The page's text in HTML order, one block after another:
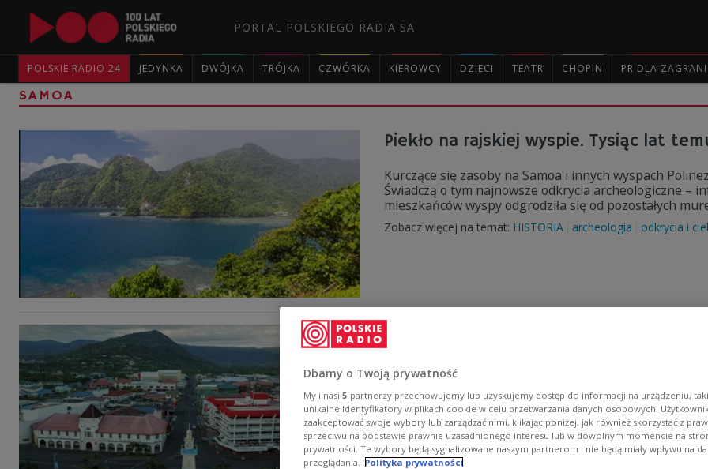
PORTAL POLSKIEGO RADIA SA
POLSKIE RADIO 24 JEDYNKA DWÓJKA TRÓJKA CZWÓRKA KIEROWCY DZIECI TEATR CHOPIN PR DLA
SAMOA
Piekło na rajskiej wyspie. Tysiąc lat
Kurczące się zasoby na Samoa i innych wyspach
Świadczą o tym najnowsze odkrycia archeologiczne –
mieszkańców wyspy odgrodziła się od pozostałych
Zobacz więcej na temat: HISTORIA archeologia odkrycia i
Epidemia odry na Samoa. Kilkadziesiąt
Zapadalność na odrę wśród ludności Samoa podwoiła
początku epidemii. Liczba zgonów spowodowanych
ministerstwo zdrowia tego położonego w Oceanii
Zobacz więcej na temat: ŚWIAT Oceania Odra choroba
Dbamy o Twoją prywatność
My i nasi 5 partnerzy przechowujemy lub uzyskujemy dostęp do informacji na urządzeniu,
unikalne identyfikatory w plikach cookie w celu przetwarzania danych osobowych.
zaakceptować swoje wybory lub zarządzać nimi, klikając poniżej, jak również skorzystać z
sprzeciwu na podstawie prawnie uzasadnionego interesu lub w dowolnym momencie na
prywatności. Te wybory będą sygnalizowane naszym partnerom i nie będą miały wpływu na
przeglądania.
Polityka prywatności